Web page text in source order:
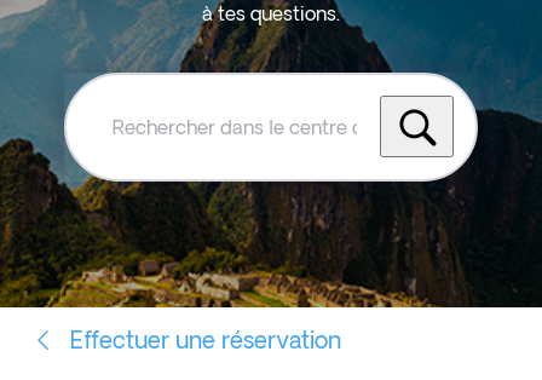
à tes questions.
Rechercher
le
centre
d'aide
Exoticca
Effectuer une réservation